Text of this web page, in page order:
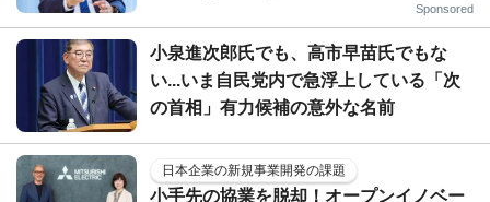
Sponsored
小泉進次郎氏でも、高市早苗氏でもな
い...いま自民党内で急浮上している「次
の首相」有力候補の意外な名前
日本企業の新規事業開発の課題
小手先の協業を脱却！オープンイノベー